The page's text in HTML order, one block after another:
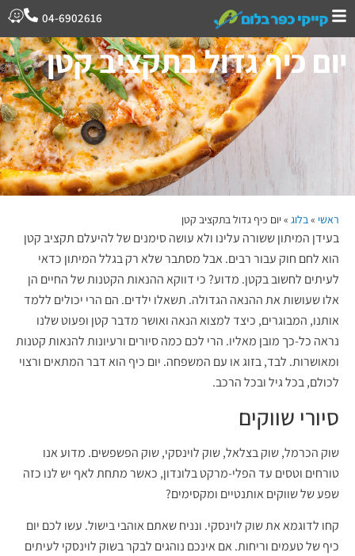
04-6902616
יום כיף גדול בתקציב קטן
ראשי »בלוג »יום כיף גדול בתקציב קטן
בעידן המיתון ששורה עלינו ולא עושה סימנים של להיעלם תקציב קטן
הוא לחם חוק עבור רבים. אבל מסתבר שלא רק בגלל המיתון כדאי
לעיתים לחשוב בקטן. מדוע? כי דווקא ההנאות הקטנות של החיים הן
אלו שעושות את ההנאה הגדולה. תשאלו ילדים. הם הרי יכולים ללמד
אותנו, המבוגרים, כיצד למצוא הנאה ואושר מדבר קטן ופעוט שלנו
נראה כל-כך מובן מאליו. הרי לכם כמה סיורים ורעיונות להנאות קטנות
ומאושרות. לבד, בזוג או עם המשפחה. יום כיף הוא דבר המתאים ורצוי
לכולם, בכל גיל ובכל הרכב.
סיורי שווקים
שוק הכרמל, שוק בצלאל, שוק לוינסקי, שוק הפשפשים. מדוע אנו
טורחים וטסים עד הפלי-מרקט בלונדון, כאשר מתחת לאף יש לנו כזה
שפע של שווקים אותנטיים ומקסימים?
קחו לדוגמא את שוק לוינסקי. ונניח שאתם אוהבי בישול. עשו לכם יום
כיף של טעמים וריחות. אם אינכם נוהגים לבקר בשוק לוינסקי לעיתים